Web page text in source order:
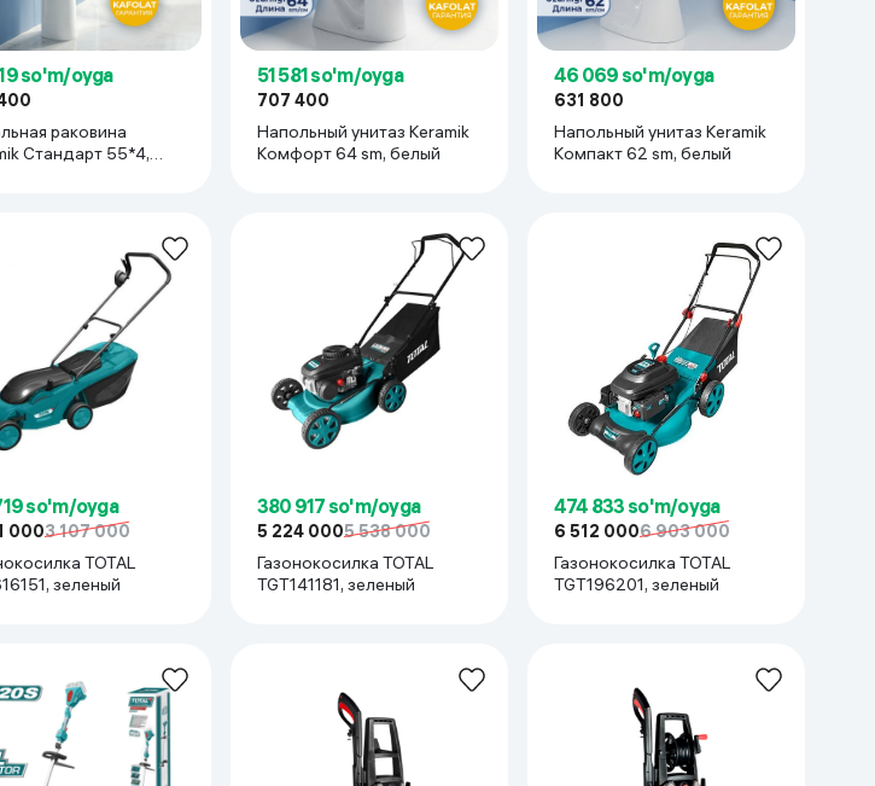
Kameralar
so'm/oyga
раковина
Стандарт 55*4,
51 581 so'm/oyga
707 400
Напольный унитаз Keramik
Комфорт 64 sm, белый
46 069 so'm/oyga
631 800
Напольный унитаз Keramik
Компакт 62 sm, белый
so'm/oyga
0003 107 000
TOTAL
зеленый
380 917 so'm/oyga
5 224 0005 538 000
Газонокосилка TOTAL
TGT141181, зеленый
474 833 so'm/oyga
6 512 0006 903 000
Газонокосилка TOTAL
TGT196201, зеленый